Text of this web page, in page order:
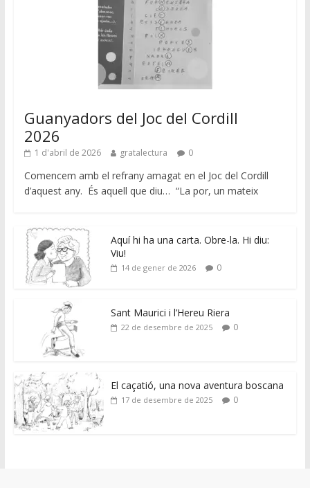
Guanyadors del Joc del Cordill
2026
1 d'abril de 2026 gratalectura 0
Comencem amb el refrany amagat en el Joc del Cordill
d’aquest any. És aquell que diu… “La por, un mateix
Aquí hi ha una carta. Obre-la. Hi diu:
Viu!
14 de gener de 2026 0
Sant Maurici i l’Hereu Riera
22 de desembre de 2025 0
El caçatió, una nova aventura boscana
17 de desembre de 2025 0